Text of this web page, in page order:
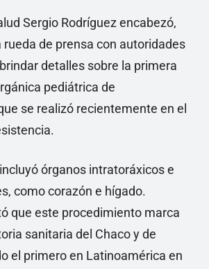
Sergio Rodríguez encabezó,
rueda de prensa con autoridades
detalles sobre la primera
pediátrica de
se realizó recientemente en el
órganos intratoráxicos e
como corazón e hígado.
que este procedimiento marca
sanitaria del Chaco y de
el primero en Latinoamérica en